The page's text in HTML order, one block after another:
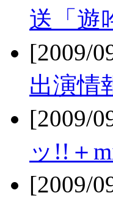
送「遊
[2009/
出演情
[2009/
ッ!!＋
[2009/